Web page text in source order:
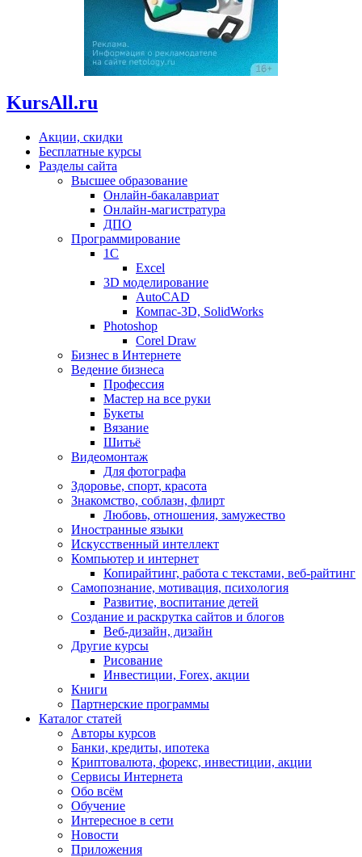
KursAll.ru
Акции, скидки
Бесплатные курсы
Разделы сайта
Высшее образование
Онлайн-бакалавриат
Онлайн-магистратура
ДПО
Программирование
1С
Excel
3D моделирование
AutoCAD
Компас-3D, SolidWorks
Photoshop
Corel Draw
Бизнес в Интернете
Ведение бизнеса
Профессия
Мастер на все руки
Букеты
Вязание
Шитьё
Видеомонтаж
Для фотографа
Здоровье, спорт, красота
Знакомство, соблазн, флирт
Любовь, отношения, замужество
Иностранные языки
Искусственный интеллект
Компьютер и интернет
Копирайтинг, работа с текстами, веб-райтинг
Самопознание, мотивация, психология
Развитие, воспитание детей
Создание и раскрутка сайтов и блогов
Веб-дизайн, дизайн
Другие курсы
Рисование
Инвестиции, Forex, акции
Книги
Партнерские программы
Каталог статей
Авторы курсов
Банки, кредиты, ипотека
Криптовалюта, форекс, инвестиции, акции
Сервисы Интернета
Обо всём
Обучение
Интересное в сети
Новости
Приложения